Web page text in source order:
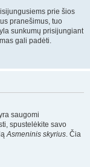
prie šios
pranešimus, tuo
sunkumų prisijungiant
gali padėti.
saugomi
spustelėkite savo
Asmeninis skyrius. Čia